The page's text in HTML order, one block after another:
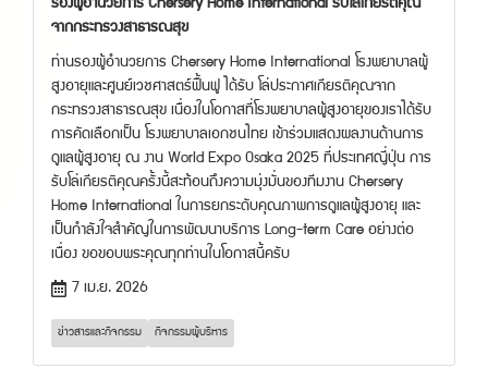
รองผู้อำนวยการ Chersery Home International รับโล่เกียรติคุณ
จากกระทรวงสาธารณสุข
ท่านรองผู้อำนวยการ Chersery Home International โรงพยาบาลผู้
สูงอายุและศูนย์เวชศาสตร์ฟื้นฟู ได้รับ โล่ประกาศเกียรติคุณจาก
กระทรวงสาธารณสุข เนื่องในโอกาสที่โรงพยาบาลผู้สูงอายุของเราได้รับ
การคัดเลือกเป็น โรงพยาบาลเอกชนไทย เข้าร่วมแสดงผลงานด้านการ
ดูแลผู้สูงอายุ ณ งาน World Expo Osaka 2025 ที่ประเทศญี่ปุ่น การ
รับโล่เกียรติคุณครั้งนี้สะท้อนถึงความมุ่งมั่นของทีมงาน Chersery
Home International ในการยกระดับคุณภาพการดูแลผู้สูงอายุ และ
เป็นกำลังใจสำคัญในการพัฒนาบริการ Long-term Care อย่างต่อ
เนื่อง ขอขอบพระคุณทุกท่านในโอกาสนี้ครับ
7 เม.ย. 2026
ข่าวสารและกิจกรรม กิจกรรมผู้บริหาร